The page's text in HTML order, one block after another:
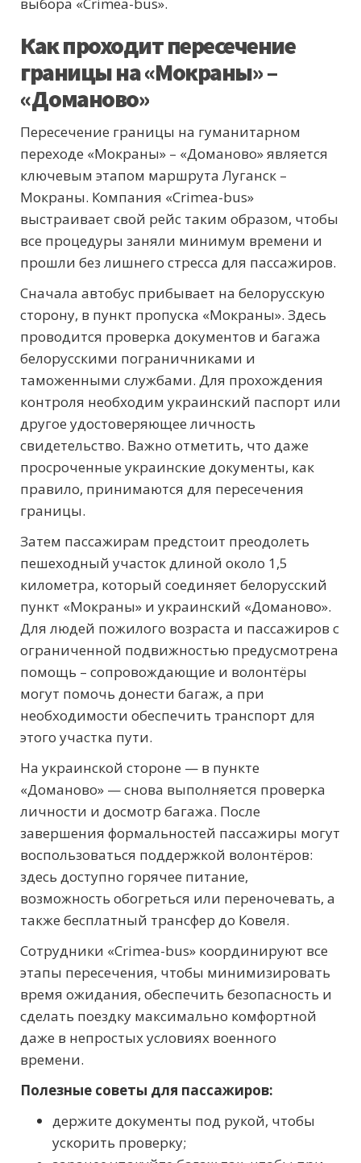
Как проходит пересечение
границы на «Мокраны» –
«Доманово»
Пересечение границы на гуманитарном
переходе «Мокраны» – «Доманово» является
ключевым этапом маршрута Луганск –
Мокраны. Компания «Crimea-bus»
выстраивает свой рейс таким образом, чтобы
все процедуры заняли минимум времени и
прошли без лишнего стресса для пассажиров.
Сначала автобус прибывает на белорусскую
сторону, в пункт пропуска «Мокраны». Здесь
проводится проверка документов и багажа
белорусскими пограничниками и
таможенными службами. Для прохождения
контроля необходим украинский паспорт или
другое удостоверяющее личность
свидетельство. Важно отметить, что даже
просроченные украинские документы, как
правило, принимаются для пересечения
границы.
Затем пассажирам предстоит преодолеть
пешеходный участок длиной около 1,5
километра, который соединяет белорусский
пункт «Мокраны» и украинский «Доманово».
Для людей пожилого возраста и пассажиров с
ограниченной подвижностью предусмотрена
помощь – сопровождающие и волонтёры
могут помочь донести багаж, а при
необходимости обеспечить транспорт для
этого участка пути.
На украинской стороне — в пункте
«Доманово» — снова выполняется проверка
личности и досмотр багажа. После
завершения формальностей пассажиры могут
воспользоваться поддержкой волонтёров:
здесь доступно горячее питание,
возможность обогреться или переночевать, а
также бесплатный трансфер до Ковеля.
Сотрудники «Crimea-bus» координируют все
этапы пересечения, чтобы минимизировать
время ожидания, обеспечить безопасность и
сделать поездку максимально комфортной
даже в непростых условиях военного
времени.
Полезные советы для пассажиров:
держите документы под рукой, чтобы
ускорить проверку;